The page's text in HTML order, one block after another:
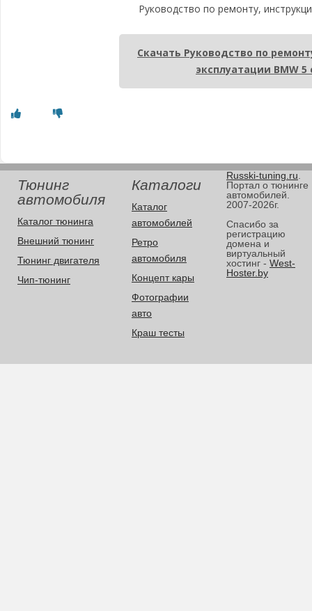
Руководство по ремонту,
Скачать Руководство по
эксплуатации BMW 5
Тюнинг
автомобиля
Каталог тюнинга
Внешний тюнинг
Тюнинг двигателя
Чип-тюнинг
Каталоги
Каталог
автомобилей
Ретро
автомобиля
Концепт кары
Фотографии
авто
Краш тесты
Russki-tuning.ru
Портал о тюнинге
автомобилей.
2007-2026г.
Спасибо за
регистрацию
домена и
виртуальный
хостинг - West-
Hoster.by